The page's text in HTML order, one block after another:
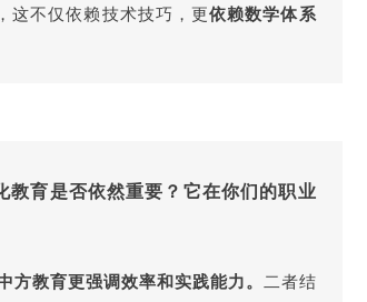
，这不仅依赖技术技巧，更依赖数学体系
育是否依然重要？它在你们的职业
方教育更强调效率和实践能力。 二者结